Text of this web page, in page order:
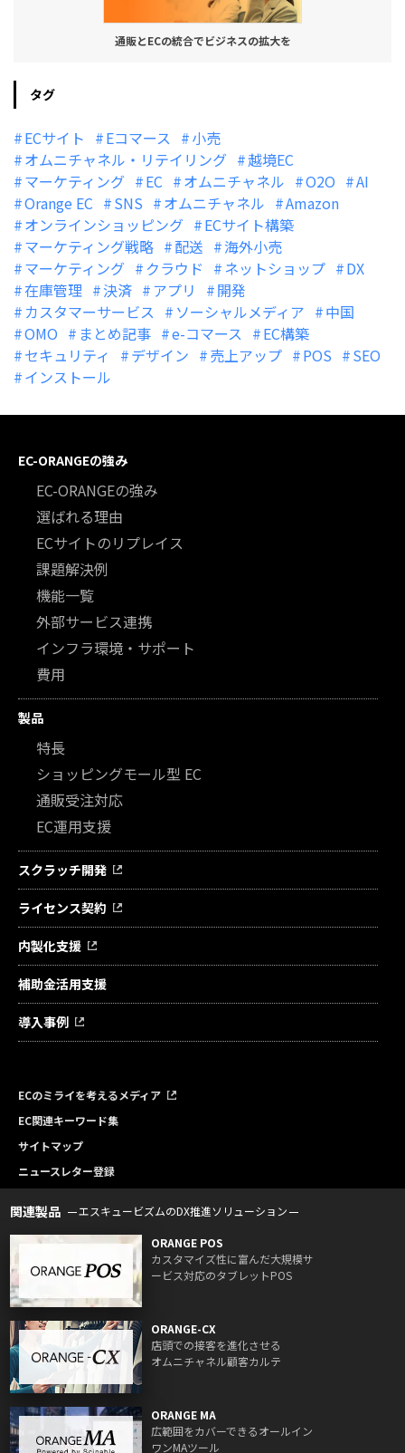
通販とECの統合でビジネスの拡大を
タグ
ECサイト Eコマース
小売
オムニチャネル・リテイリング
越境EC
マーケティング
EC オムニチャネル O2O
AI
Orange EC
SNS オムニチャネル
Amazon
オンラインショッピング
ECサイト構築
マーケティング戦略
配送
海外小売
マーケティング
クラウド ネットショップ
DX
在庫管理
決済 アプリ
開発
カスタマーサービス
ソーシャルメディア
中国
OMO
まとめ記事 e-コマース
EC構築
セキュリティ
デザイン 売上アップ POS
SEO
インストール
EC-ORANGEの強み
EC-ORANGEの強み
選ばれる理由
ECサイトのリプレイス
課題解決例
機能一覧
外部サービス連携
インフラ環境・サポート
費用
製品
特長
ショッピングモール型 EC
通販受注対応
EC運用支援
スクラッチ開発
ライセンス契約
内製化支援
補助金活用支援
導入事例
ECのミライを考えるメディア
EC関連キーワード集
サイトマップ
ニュースレター登録
関連製品 エスキュービズムのDX推進ソリューション
ORANGE POS
カスタマイズ性に富んだ大規模サ
ービス対応のタブレットPOS
ORANGE-CX
店頭での接客を進化させる
オムニチャネル顧客カルテ
ORANGE MA
広範囲をカバーできるオールイン
ワンMAツール